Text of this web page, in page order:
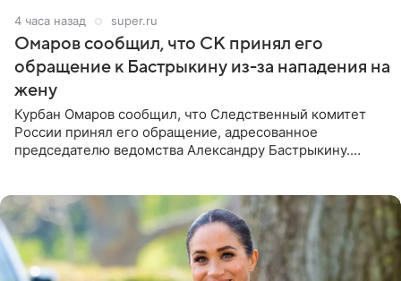
4 часа назад super.ru
Омаров сообщил, что СК принял его
обращение к Бастрыкину из-за нападения на
жену
Курбан Омаров сообщил, что Следственный комитет
России принял его обращение, адресованное
председателю ведомства Александру Бастрыкину.